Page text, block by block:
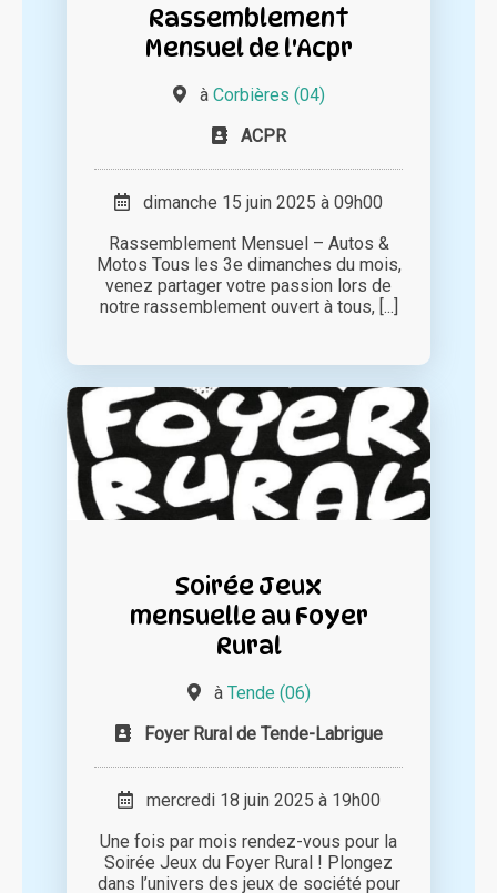
Rassemblement
Mensuel de l'Acpr
à Corbières (04)
ACPR
dimanche 15 juin 2025 à 09h00
Rassemblement Mensuel – Autos &
Motos Tous les 3e dimanches du mois,
venez partager votre passion lors de
notre rassemblement ouvert à tous, [...]
Soirée Jeux
mensuelle au Foyer
Rural
à Tende (06)
Foyer Rural de Tende-Labrigue
mercredi 18 juin 2025 à 19h00
Une fois par mois rendez-vous pour la
Soirée Jeux du Foyer Rural ! Plongez
dans l’univers des jeux de société pour